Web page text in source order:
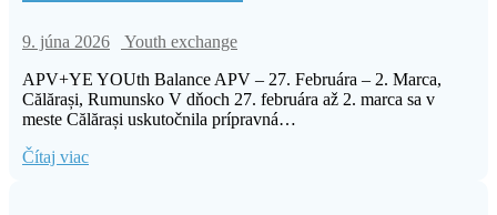
9. júna 2026
Youth exchange
APV+YE YOUth Balance APV – 27. Februára – 2. Marca,
Călărași, Rumunsko V dňoch 27. februára až 2. marca sa v
meste Călărași uskutočnila prípravná…
Čítaj viac